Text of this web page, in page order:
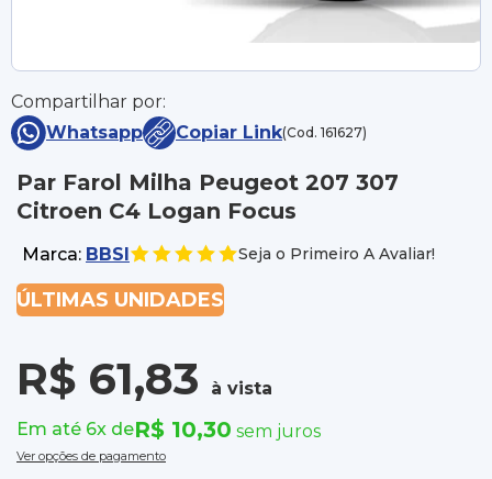
Compartilhar por:
Whatsapp
Copiar Link(Cod. 161627)
Par Farol Milha Peugeot 207 307
Citroen C4 Logan Focus
Marca: BBSI Seja o Primeiro A Avaliar!
ÚLTIMAS UNIDADES
R$ 61,83
à vista
Em até 6x deR$ 10,30 sem juros
Ver opções de pagamento